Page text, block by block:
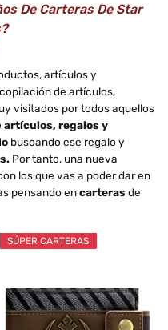
De Carteras De Star
artículos y
de artículos,
visitados por todos aquellos
artículos, regalos y
buscando ese regalo y
Por tanto, una nueva
los que vas a poder dar en
pensando encarteras de
SÚPER CARTERAS